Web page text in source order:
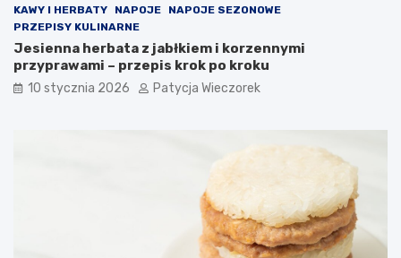
KAWY I HERBATY NAPOJE
NAPOJE SEZONOWE
PRZEPISY KULINARNE
Jesienna herbata z jabłkiem i korzennymi
przyprawami – przepis krok po kroku
10 stycznia 2026 Patycja Wieczorek